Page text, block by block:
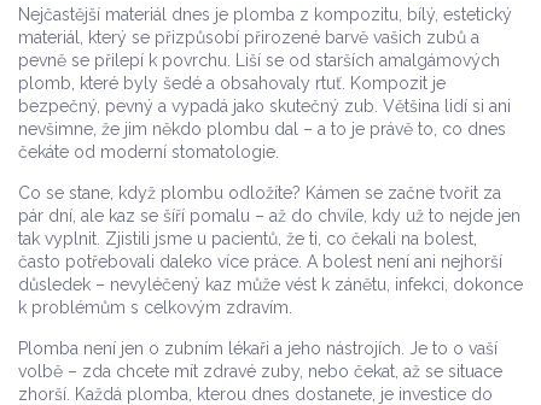
Nejčastější materiál dnes je plomba z kompozitu
bílý, estetický
materiál, který se přizpůsobí přirozené barvě vašich zubů a
pevně se přilepí k povrchu . Liší se od starších amalgámových
plomb, které byly šedé a obsahovaly rtuť. Kompozit je
bezpečný, pevný a vypadá jako skutečný zub. Většina lidí si ani
nevšimne, že jim někdo plombu dal – a to je právě to, co dnes
čekáte od moderní stomatologie.
Co se stane, když plombu odložíte? Kámen se začne tvořit za
pár dní, ale kaz se šíří pomalu – až do chvíle, kdy už to nejde jen
tak vyplnit. Zjistili jsme u pacientů, že ti, co čekali na bolest,
často potřebovali daleko více práce. A bolest není ani nejhorší
důsledek – nevyléčený kaz může vést k zánětu, infekci, dokonce
k problémům s celkovým zdravím.
Plomba není jen o zubním lékaři a jeho nástrojích. Je to o vaší
volbě – zda chcete mít zdravé zuby, nebo čekat, až se situace
zhorší. Každá plomba, kterou dnes dostanete, je investice do